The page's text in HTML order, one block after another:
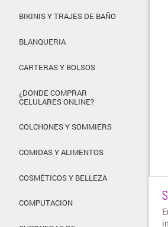
BIKINIS Y TRAJES DE BAÑO
BLANQUERIA
CARTERAS Y BOLSOS
¿DONDE COMPRAR
CELULARES ONLINE?
COLCHONES Y SOMMIERS
COMIDAS Y ALIMENTOS
COSMÉTICOS Y BELLEZA
COMPUTACION